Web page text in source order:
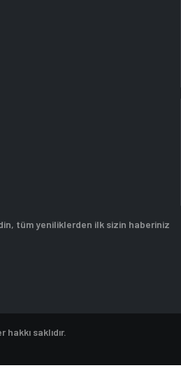
tüm yeniliklerden ilk sizin haberiniz
saklıdır.